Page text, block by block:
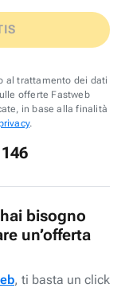
al trattamento dei dati
offerte Fastweb
in base alla finalità
.
bisogno
un’offerta
, ti basta un click